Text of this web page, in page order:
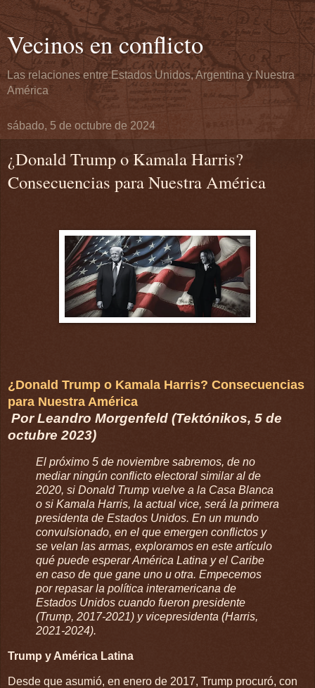
Vecinos en conflicto
Las relaciones entre Estados Unidos, Argentina y Nuestra
América
sábado, 5 de octubre de 2024
¿Donald Trump o Kamala Harris?
Consecuencias para Nuestra América
¿Donald Trump o Kamala Harris? Consecuencias
para Nuestra América
Por Leandro Morgenfeld (Tektónikos, 5 de
octubre 2023)
El próximo 5 de noviembre sabremos, de no
mediar ningún conflicto electoral similar al de
2020, si Donald Trump vuelve a la Casa Blanca
o si Kamala Harris, la actual vice, será la primera
presidenta de Estados Unidos. En un mundo
convulsionado, en el que emergen conflictos y
se velan las armas, exploramos en este artículo
qué puede esperar América Latina y el Caribe
en caso de que gane uno u otra. Empecemos
por repasar la política interamericana de
Estados Unidos cuando fueron presidente
(Trump, 2017-2021) y vicepresidenta (Harris,
2021-2024).
Trump y América Latina
Desde que asumió, en enero de 2017, Trump procuró, con